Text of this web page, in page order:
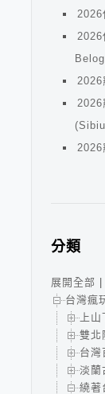
2026
2026
2026
2026
2026
分類
展開全部
台灣瘋
上
雙北
台灣
淡蘭
繞著